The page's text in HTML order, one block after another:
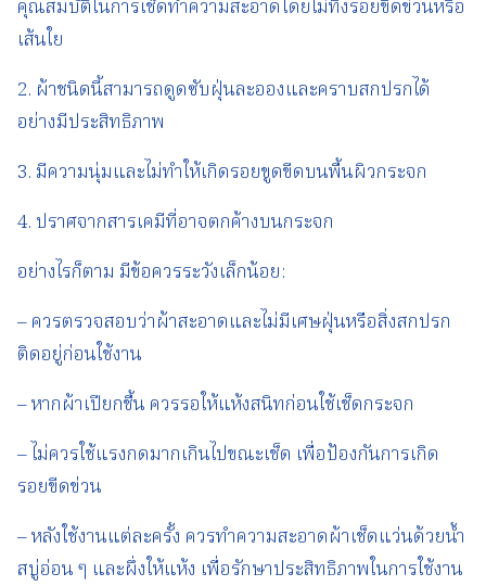
คุณสมบัติในการเช็ดทำความสะอาดโดยไม่ทิ้งรอยขีดข่วนหรือ
เส้นใย
2. ผ้าชนิดนี้สามารถดูดซับฝุ่นละอองและคราบสกปรกได้
อย่างมีประสิทธิภาพ
3. มีความนุ่มและไม่ทำให้เกิดรอยขูดขีดบนพื้นผิวกระจก
4. ปราศจากสารเคมีที่อาจตกค้างบนกระจก
อย่างไรก็ตาม มีข้อควรระวังเล็กน้อย:
– ควรตรวจสอบว่าผ้าสะอาดและไม่มีเศษฝุ่นหรือสิ่งสกปรก
ติดอยู่ก่อนใช้งาน
– หากผ้าเปียกชื้น ควรรอให้แห้งสนิทก่อนใช้เช็ดกระจก
– ไม่ควรใช้แรงกดมากเกินไปขณะเช็ด เพื่อป้องกันการเกิด
รอยขีดข่วน
– หลังใช้งานแต่ละครั้ง ควรทำความสะอาดผ้าเช็ดแว่นด้วยน้ำ
สบู่อ่อน ๆ และผึ่งให้แห้ง เพื่อรักษาประสิทธิภาพในการใช้งาน